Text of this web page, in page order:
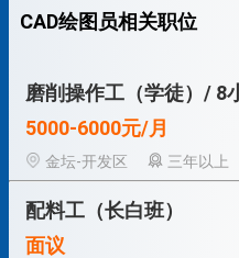
CAD绘图员相关职位
磨削操作工（学徒）/ 8
5000-6000元/月
金坛-开发区
三年以上
配料工（长白班）
面议